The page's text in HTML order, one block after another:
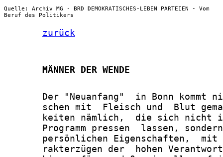
Quelle: Archiv MG - BRD DEMOKRATISCHES-LEBEN PARTEIEN - Vom
Beruf des Politikers
zurück
       MÄNNER DER WENDE